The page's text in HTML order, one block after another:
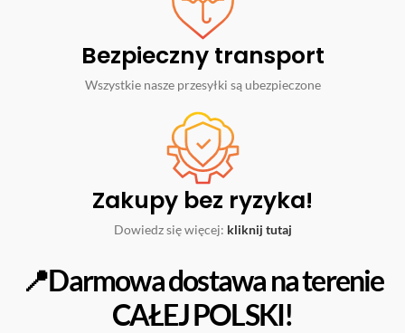
Bezpieczny transport
Wszystkie nasze przesyłki są ubezpieczone
Zakupy bez ryzyka!
Dowiedz się więcej: kliknij tutaj
📍Darmowa dostawa na terenie
CAŁEJ POLSKI!